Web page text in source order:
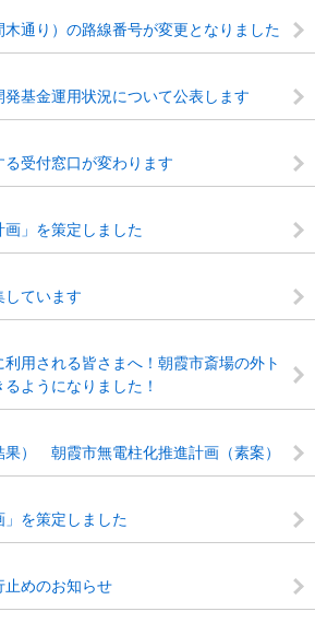
通り）の路線番号が変更となりました
基金運用状況について公表します
受付窓口が変わります
画」を策定しました
しています
用される皆さまへ！朝霞市斎場の外ト
ようになりました！
果） 朝霞市無電柱化推進計画（素案）
」を策定しました
止めのお知らせ